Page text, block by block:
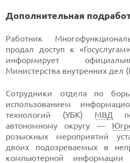
Дополнительная
Работник
продал доступ к
информирует
Министерства внутренних дел
Сотрудники отдела по
использованием
технологий (УБК) МВД
автономному округу —
розыскных мероприятий
двоих подозреваемых в
компьютерной